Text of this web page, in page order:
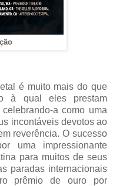
é muito mais do que
à qual eles prestam
a como uma
incontáveis devotos ao
reverência. O sucesso
uma impressionante
para muitos de seus
paradas internacionais
prêmio de ouro por